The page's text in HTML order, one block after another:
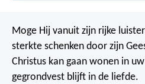
Moge Hij vanuit zijn rijke
sterkte schenken door zijn
Christus kan gaan wonen in
gegrondvest blijft in de liefde.